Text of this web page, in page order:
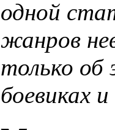
одной
жанров
только об
боевиках